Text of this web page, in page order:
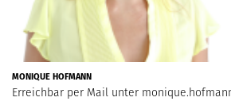
MONIQUE HOFMANN
Erreichbar per Mail unter